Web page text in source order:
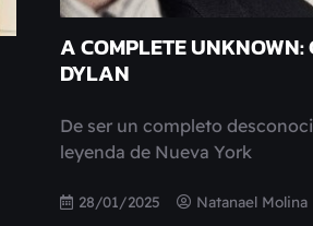
A COMPLETE UNKNOWN:
DYLAN
De ser un completo
leyenda de Nueva York
28/01/2025 Natanael Molina